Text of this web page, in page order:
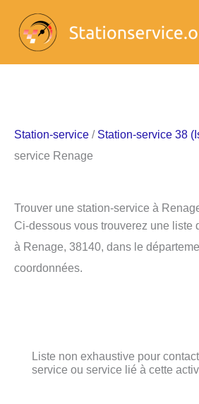
contenu
Station-service / Station-service 38
service Renage
Trouver une station-service à
Ci-dessous vous trouverez une liste
à Renage, 38140, dans le
coordonnées.
Liste non exhaustive pour
service ou service lié à cette